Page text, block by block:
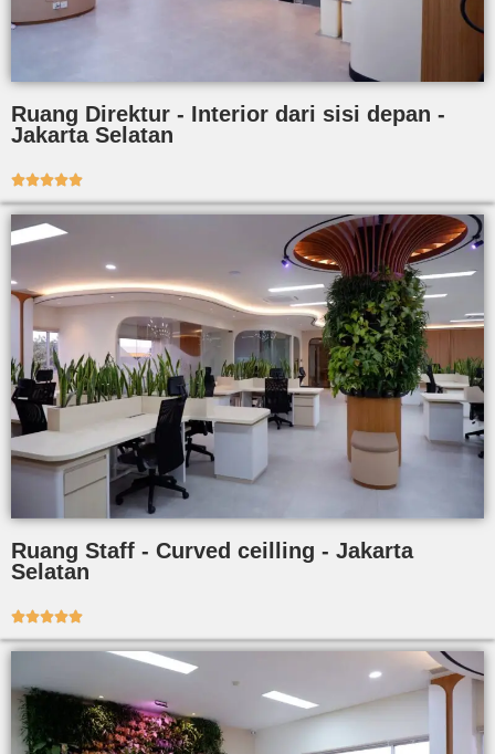
Ruang Direktur - Interior dari sisi depan -
Jakarta Selatan

Ruang Staff - Curved ceilling - Jakarta
Selatan
